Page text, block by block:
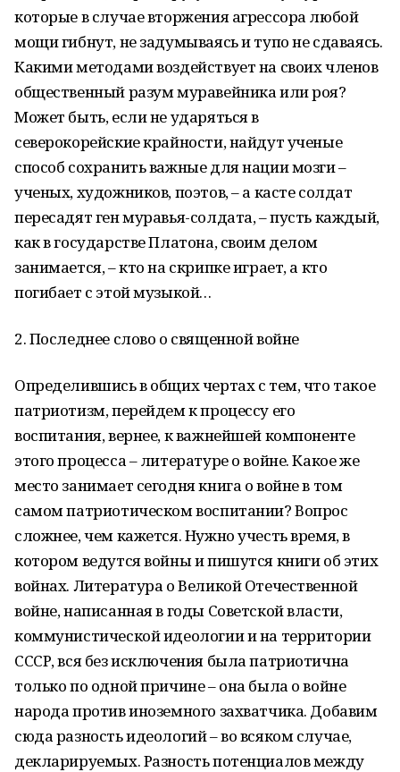
которые в случае вторжения агрессора любой
мощи гибнут, не задумываясь и тупо не сдаваясь.
Какими методами воздействует на своих членов
общественный разум муравейника или роя?
Может быть, если не ударяться в
северокорейские крайности, найдут ученые
способ сохранить важные для нации мозги –
ученых, художников, поэтов, – а касте солдат
пересадят ген муравья-солдата, – пусть каждый,
как в государстве Платона, своим делом
занимается, – кто на скрипке играет, а кто
погибает с этой музыкой…
2. Последнее слово о священной войне
Определившись в общих чертах с тем, что такое
патриотизм, перейдем к процессу его
воспитания, вернее, к важнейшей компоненте
этого процесса – литературе о войне. Какое же
место занимает сегодня книга о войне в том
самом патриотическом воспитании? Вопрос
сложнее, чем кажется. Нужно учесть время, в
котором ведутся войны и пишутся книги об этих
войнах. Литература о Великой Отечественной
войне, написанная в годы Советской власти,
коммунистической идеологии и на территории
СССР, вся без исключения была патриотична
только по одной причине – она была о войне
народа против иноземного захватчика. Добавим
сюда разность идеологий – во всяком случае,
декларируемых. Разность потенциалов между